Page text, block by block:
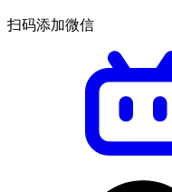
扫码添加微信